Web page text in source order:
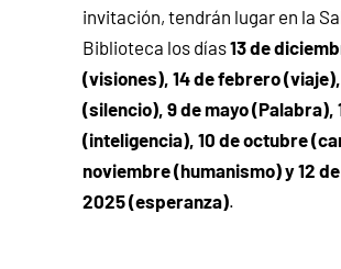
invitación, tendrán lugar en la
Biblioteca los días13 de
(visiones), 14 de febrero
(silencio), 9 de mayo (Palabra),
(inteligencia), 10 de octubre
noviembre (humanismo) y 12
2025 (esperanza).